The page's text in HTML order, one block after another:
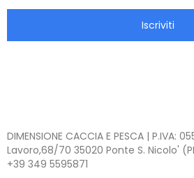
Iscriviti
DIMENSIONE CACCIA E PESCA | P.IVA:
Lavoro,68/70 35020 Ponte S. Nicolo'
+39 349 5595871